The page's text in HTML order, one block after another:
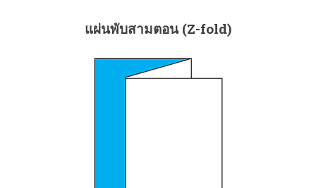
แผ่นพับสามตอน (Z-fold)